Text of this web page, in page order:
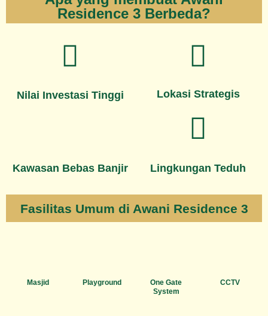
Residence 3 Berbeda?
Nilai Investasi Tinggi Lokasi Strategis
Kawasan Bebas Banjir Lingkungan Teduh
Fasilitas Umum di Awani Residence 3
Masjid Playground
One Gate
System
CCTV